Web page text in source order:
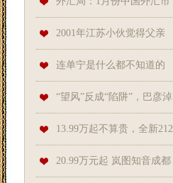
场总计成交3.11万亿美元
2001年江苏小伙觉得父亲
不简单, 特求证, 国安领导: 汇报
中央部委
连单宁是什么都不知道的
话，那根本谈不上懂酒
“望风”反成“陷阱”，巴彦淖
尔一男子酒驾30米就被查
13.99万起不算贵，全新212
T01标配8AT四驱，问题在于信
20.99万元起 岚图知音成都